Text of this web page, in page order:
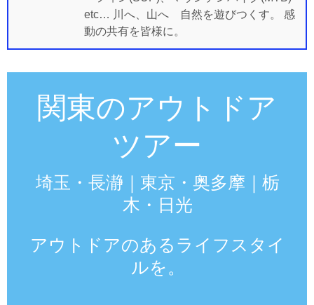
etc… 川へ、山へ 自然を遊びつくす。 感
動の共有を皆様に。
関東のアウトドア
ツアー
埼玉・長瀞｜東京・奥多摩｜栃
木・日光
アウトドアのあるライフスタイ
ルを。